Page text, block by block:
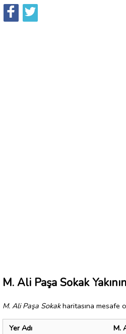
M. Ali Paşa Sokak
M. Ali Paşa Sokakharitasına mesafe
Yer Adı
M.